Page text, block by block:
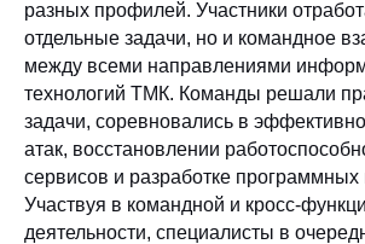
разных профилей. Участники
отдельные задачи, но и командное
между всеми направлениями
технологий ТМК. Команды решали
задачи, соревновались в
атак, восстановлении
сервисов и разработке программных
Участвуя в командной и кросс-
деятельности, специалисты в